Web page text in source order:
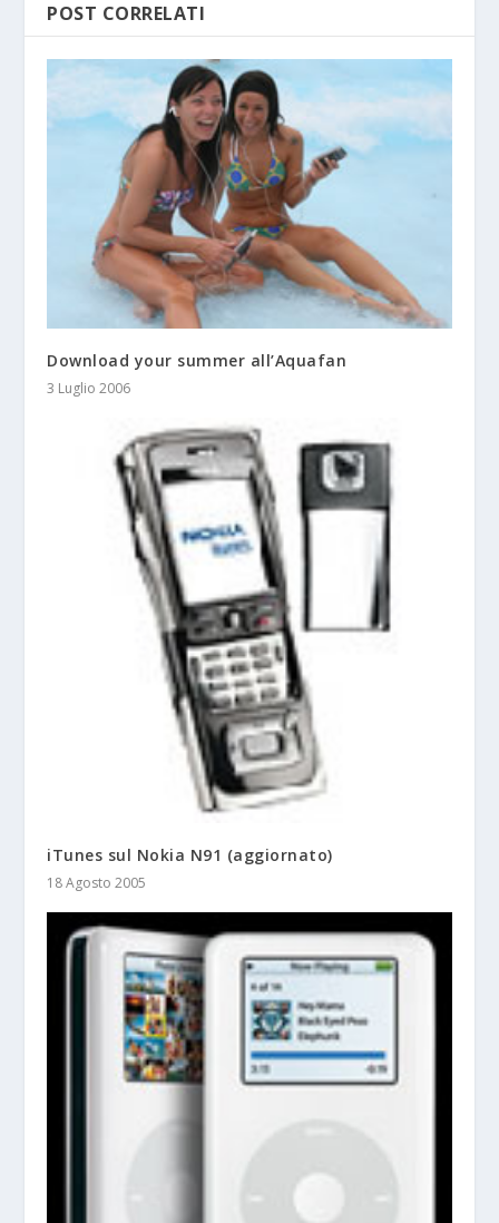
POST CORRELATI
Download your summer all’Aquafan
3 Luglio 2006
iTunes sul Nokia N91 (aggiornato)
18 Agosto 2005